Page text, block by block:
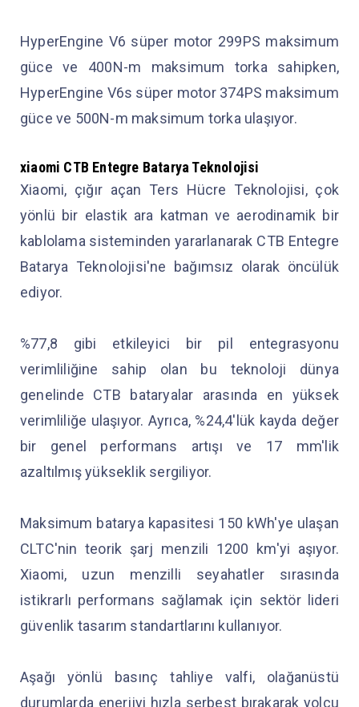
HyperEngine V6 süper motor 299PS maksimum
güce ve 400N-m maksimum torka sahipken,
HyperEngine V6s süper motor 374PS maksimum
güce ve 500N-m maksimum torka ulaşıyor.
xiaomi CTB Entegre Batarya Teknolojisi
Xiaomi, çığır açan Ters Hücre Teknolojisi, çok
yönlü bir elastik ara katman ve aerodinamik bir
kablolama sisteminden yararlanarak CTB Entegre
Batarya Teknolojisi'ne bağımsız olarak öncülük
ediyor.
%77,8 gibi etkileyici bir pil entegrasyonu
verimliliğine sahip olan bu teknoloji dünya
genelinde CTB bataryalar arasında en yüksek
verimliliğe ulaşıyor. Ayrıca, %24,4'lük kayda değer
bir genel performans artışı ve 17 mm'lik
azaltılmış yükseklik sergiliyor.
Maksimum batarya kapasitesi 150 kWh'ye ulaşan
CLTC'nin teorik şarj menzili 1200 km'yi aşıyor.
Xiaomi, uzun menzilli seyahatler sırasında
istikrarlı performans sağlamak için sektör lideri
güvenlik tasarım standartlarını kullanıyor.
Aşağı yönlü basınç tahliye valfi, olağanüstü
durumlarda enerjiyi hızla serbest bırakarak yolcu